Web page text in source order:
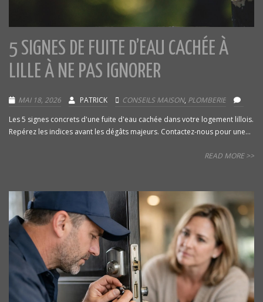
5 SIGNES DE FUITE D’EAU CACHÉE À
LILLE À NE PAS IGNORER
MAI 18, 2026 PATRICK CONSEILS MAISON, PLOMBERIE
Les 5 signes concrets d'une fuite d'eau cachée dans votre logement lillois.
Repérez les indices avant les dégâts majeurs. Contactez-nous pour une...
READ MORE >>